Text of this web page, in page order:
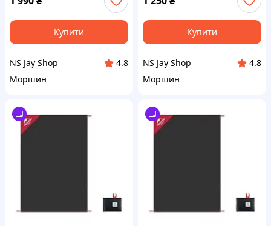
200x120x1.8 см, оливковий
Купити
NS Jay Shop
4.8
Моршин
195x60x1.8 см, оливковий
Купити
NS Jay Shop
4.8
Моршин